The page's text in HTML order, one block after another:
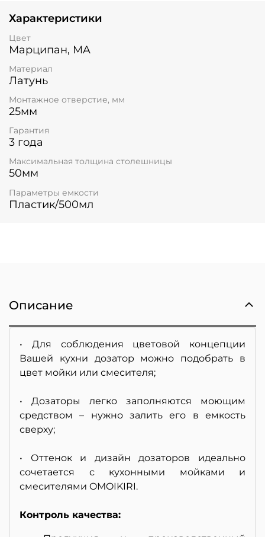
Характеристики
Цвет
Марципан, MA
Материал
Латунь
Монтажное отверстие, мм
25мм
Гарантия
3 года
Максимальная толщина столешницы
50мм
Параметры емкости
Пластик/500мл
Описание
• Для соблюдения цветовой концепции
Вашей кухни дозатор можно подобрать в
цвет мойки или смесителя;
• Дозаторы легко заполняются моющим
средством – нужно залить его в емкость
сверху;
• Оттенок и дизайн дозаторов идеально
сочетается с кухонными мойками и
смесителями OMOIKIRI.
Контроль качества: